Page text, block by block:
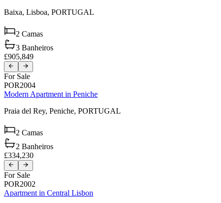
Baixa, Lisboa, PORTUGAL
2 Camas
3 Banheiros
£905,849
For Sale
POR2004
Modern Apartment in Peniche
Praia del Rey, Peniche, PORTUGAL
2 Camas
2 Banheiros
£334,230
For Sale
POR2002
Apartment in Central Lisbon